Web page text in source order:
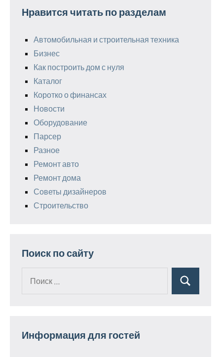
Нравится читать по разделам
Автомобильная и строительная техника
Бизнес
Как построить дом с нуля
Каталог
Коротко о финансах
Новости
Оборудование
Парсер
Разное
Ремонт авто
Ремонт дома
Советы дизайнеров
Строительство
Поиск по сайту
Поиск
Информация для гостей